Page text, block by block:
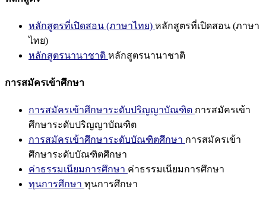
หลักสูตรที่เปิดสอน (ภาษาไทย) หลักสูตรที่เปิดสอน (ภาษา
ไทย)
หลักสูตรนานาชาติ หลักสูตรนานาชาติ
การสมัครเข้าศึกษา
การสมัครเข้าศึกษาระดับปริญญาบัณฑิต การสมัครเข้า
ศึกษาระดับปริญญาบัณฑิต
การสมัครเข้าศึกษาระดับบัณฑิตศึกษา การสมัครเข้า
ศึกษาระดับบัณฑิตศึกษา
ค่าธรรมเนียมการศึกษา ค่าธรรมเนียมการศึกษา
ทุนการศึกษา ทุนการศึกษา